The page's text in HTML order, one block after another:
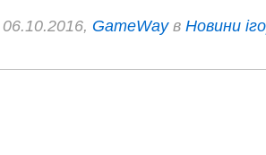
GameWayв Новини